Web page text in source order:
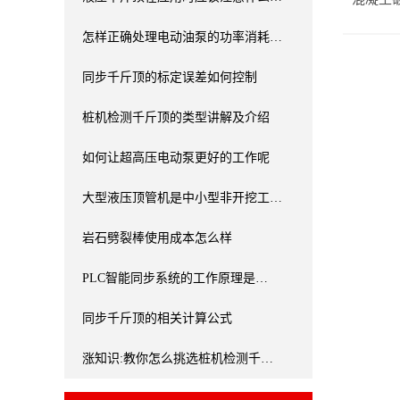
怎样正确处理电动油泵的功率消耗…
同步千斤顶的标定误差如何控制
桩机检测千斤顶的类型讲解及介绍
如何让超高压电动泵更好的工作呢
大型液压顶管机是中小型非开挖工…
岩石劈裂棒使用成本怎么样
PLC智能同步系统的工作原理是…
同步千斤顶的相关计算公式
涨知识:教你怎么挑选桩机检测千…